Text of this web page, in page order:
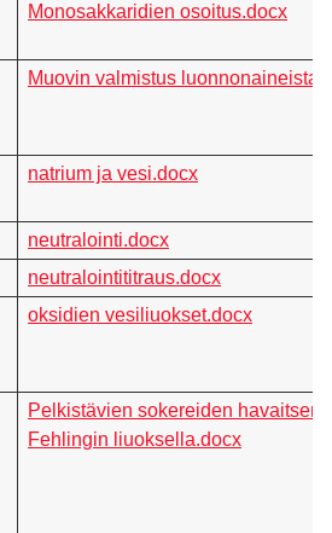
Monosakkaridien osoitus.docx
Muovin valmistus
natrium ja vesi.docx
neutralointi.docx
neutralointititraus.docx
oksidien vesiliuokset.docx
Pelkistävien sokereiden
Fehlingin liuoksella.docx